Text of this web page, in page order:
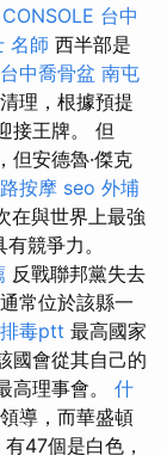
台中
名師 西半部是
台中喬骨盆 南屯
理，根據預提
接王牌。 但
但安德魯·傑克
按摩 seo 外埔
在與世界上最強
競爭力。
反戰聯邦黨失去
常位於該縣一
毒ptt 最高國家
國會從其自己的
高理事會。 什
導，而華盛頓
47個是白色，